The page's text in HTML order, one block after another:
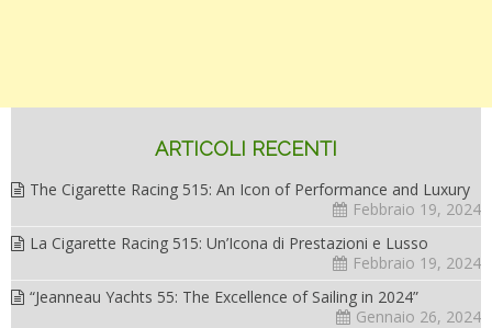
ARTICOLI RECENTI
The Cigarette Racing 515: An Icon of Performance and Luxury
Febbraio 19, 2024
La Cigarette Racing 515: Un’Icona di Prestazioni e Lusso
Febbraio 19, 2024
“Jeanneau Yachts 55: The Excellence of Sailing in 2024”
Gennaio 26, 2024